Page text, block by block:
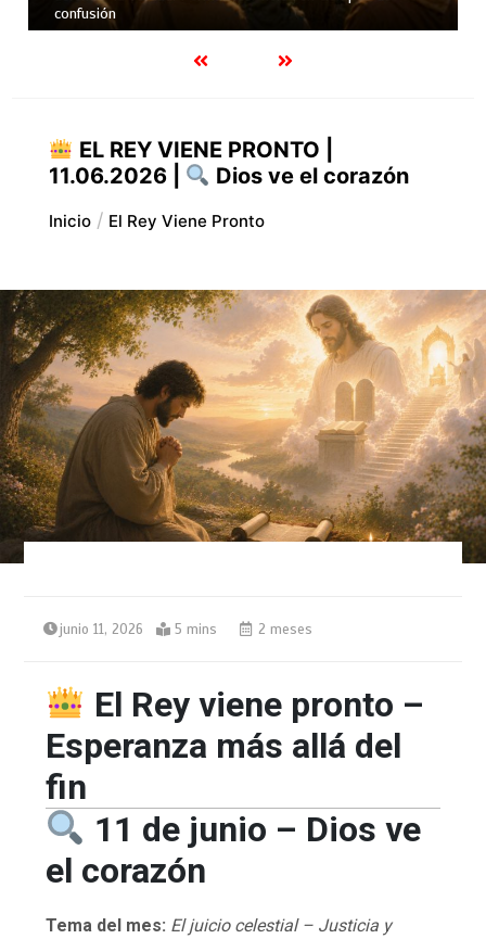
Evangelio en la vida cotidiana
EL REY VIENE PRONTO |
11.06.2026 |
Dios ve el corazón
Inicio El Rey Viene Pronto
junio 11, 2026 5 mins 2 meses
El Rey viene pronto –
Esperanza más allá del
fin
11 de junio – Dios ve
el corazón
Tema del mes: El juicio celestial – Justicia y